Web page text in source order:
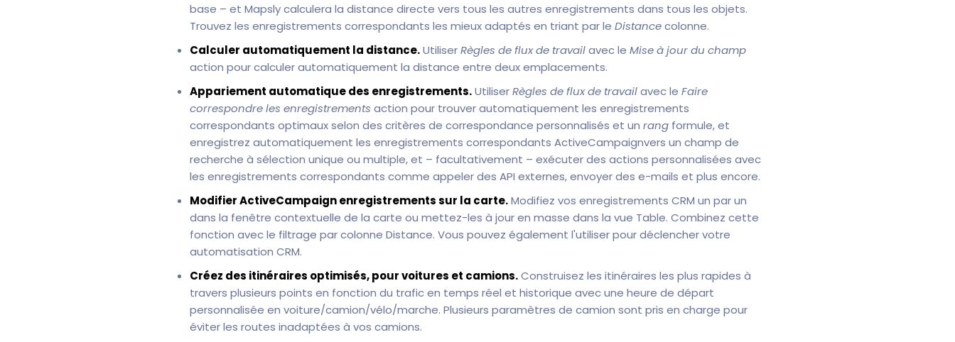
base – et Mapsly calculera la distance directe vers tous les autres enregistrements dans tous les objets.
Trouvez les enregistrements correspondants les mieux adaptés en triant par le Distancecolonne.
Calculer automatiquement la distance.UtiliserRègles de flux de travailavec le Mise à jour du champ
action pour calculer automatiquement la distance entre deux emplacements.
Appariement automatique des enregistrements.UtiliserRègles de flux de travailavec le Faire
correspondre les enregistrements action pour trouver automatiquement les enregistrements
correspondants optimaux selon des critères de correspondance personnalisés et un rangformule, et
enregistrez automatiquement les enregistrements correspondants ActiveCampaignvers un champ de
recherche à sélection unique ou multiple, et – facultativement – exécuter des actions personnalisées avec
les enregistrements correspondants comme appeler des API externes, envoyer des e-mails et plus encore.
Modifier ActiveCampaign enregistrements sur la carte.Modifiez vos enregistrements CRM un par un
dans la fenêtre contextuelle de la carte ou mettez-les à jour en masse dans la vue Table. Combinez cette
fonction avec le filtrage par colonne Distance. Vous pouvez également l'utiliser pour déclencher votre
automatisation CRM.
Créez des itinéraires optimisés, pour voitures et camions.Construisez les itinéraires les plus rapides à
travers plusieurs points en fonction du trafic en temps réel et historique avec une heure de départ
personnalisée en voiture/camion/vélo/marche. Plusieurs paramètres de camion sont pris en charge pour
éviter les routes inadaptées à vos camions.